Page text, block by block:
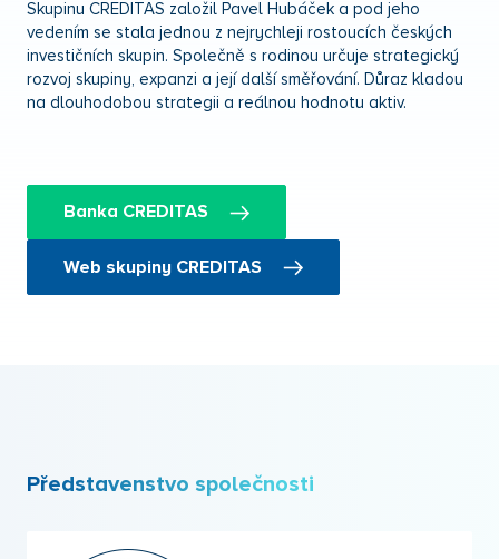
Skupinu CREDITAS založil Pavel Hubáček a pod jeho
vedením se stala jednou z nejrychleji rostoucích českých
investičních skupin. Společně s rodinou určuje strategický
rozvoj skupiny, expanzi a její další směřování. Důraz kladou
na dlouhodobou strategii a reálnou hodnotu aktiv.
Banka CREDITAS
Web skupiny CREDITAS
Představenstvo společnosti